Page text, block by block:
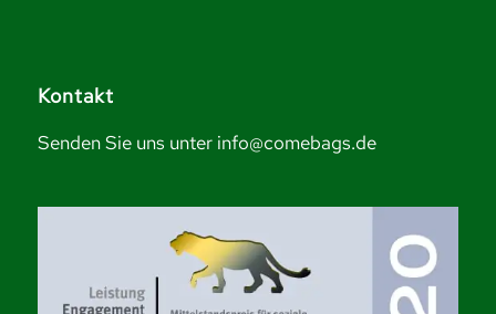
Kontakt
Senden Sie uns unter info@comebags.de